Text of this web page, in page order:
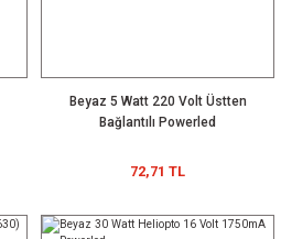
Beyaz 5 Watt 220 Volt Üstten
Bağlantılı Powerled
72,71 TL